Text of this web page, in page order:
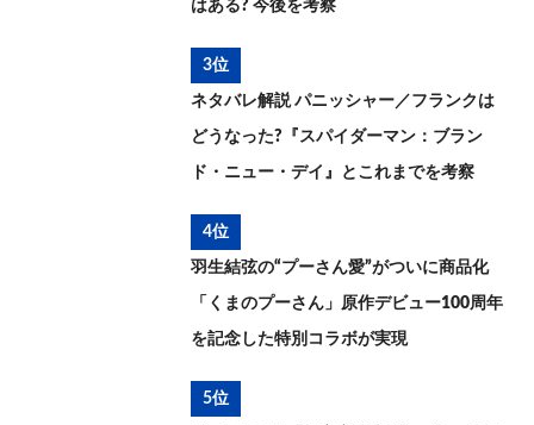
はある? 今後を考察
3位
ネタバレ解説 パニッシャー／フランクは
どうなった?『スパイダーマン：ブラン
ド・ニュー・デイ』とこれまでを考察
4位
羽生結弦の“プーさん愛”がついに商品化
「くまのプーさん」原作デビュー100周年
を記念した特別コラボが実現
5位